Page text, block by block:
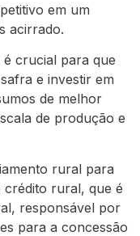
em um
acirrado.
crucial para que
e investir em
de melhor
de produção e
rural para
crédito rural, que é
responsável por
para a concessão